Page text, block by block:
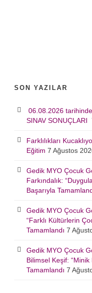
SON YAZILAR
06.08.2026
SINAV SONUÇLARI
Farklılıkları
Eğitim 7 Ağustos
Gedik MYO Çocuk
Farkındalık:
Başarıyla
Gedik MYO Çocuk
“Farklı Kültürlerin
Tamamlandı 7
Gedik MYO Çocuk
Bilimsel Keşif: “Minik
Tamamlandı 7